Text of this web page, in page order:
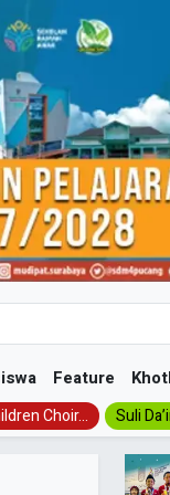
Feature
Choir... Suli